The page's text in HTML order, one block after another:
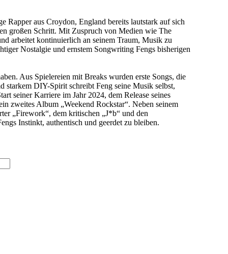
Rapper aus Croydon, England bereits lautstark auf sich
großen Schritt. Mit Zuspruch von Medien wie The
arbeitet kontinuierlich an seinem Traum, Musik zu
Nostalgie und ernstem Songwriting Fengs bisherigen
Aus Spielereien mit Breaks wurden erste Songs, die
starkem DIY-Spirit schreibt Feng seine Musik selbst,
seiner Karriere im Jahr 2024, dem Release seines
zweites Album „Weekend Rockstar“. Neben seinem
„Firework“, dem kritischen „J*b“ und den
Instinkt, authentisch und geerdet zu bleiben.